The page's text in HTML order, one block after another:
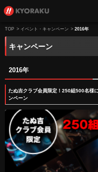
TOP > イベント・キャンペーン > 2016年
キャンペーン
2016年
たぬ吉クラブ会員限定！250組500名様
ンペーン